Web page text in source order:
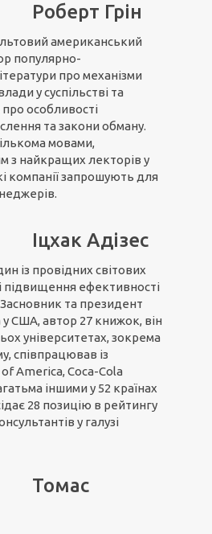
Роберт Грін
американський
популярно-
про механізми
у суспільстві та
про особливості
та закони обману.
мовами,
з найкращих лекторів у
компанії запрошують для
Іцхак Адізес
із провідних світових
підвищення ефективності
та президент
у США, автор 27 книжок, він
університетах, зокрема
співпрацював із
America, Coca-Cola
іншими у 52 країнах
28 позицію в рейтингу
у галузі
Томас